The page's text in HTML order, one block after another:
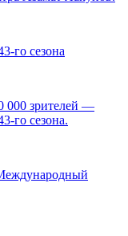
го сезона
000 зрителей —
го сезона.